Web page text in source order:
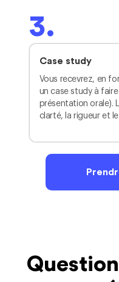
3.
Case study
Vous recevrez, en
un case study à
présentation orale).
clarté, la rigueur et